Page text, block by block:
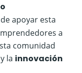
apoyar esta
a
comunidad
la innovación